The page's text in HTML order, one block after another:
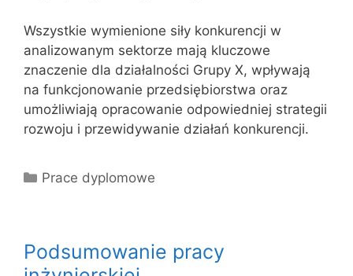
Wszystkie wymienione siły konkurencji w
analizowanym sektorze mają kluczowe
znaczenie dla działalności Grupy X, wpływają
na funkcjonowanie przedsiębiorstwa oraz
umożliwiają opracowanie odpowiedniej strategii
rozwoju i przewidywanie działań konkurencji.
Kategorie
Prace dyplomowe
Podsumowanie pracy